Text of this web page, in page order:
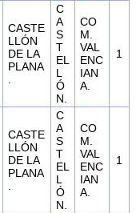
CASTE
LLÓN
DE LA
PLANA
C
A
S
T
EL
L
Ó
N.
CO
M.
VAL
ENC
IAN
A.
1
CASTE
LLÓN
DE LA
PLANA
C
A
S
T
EL
L
Ó
N.
CO
M.
VAL
ENC
IAN
A.
1